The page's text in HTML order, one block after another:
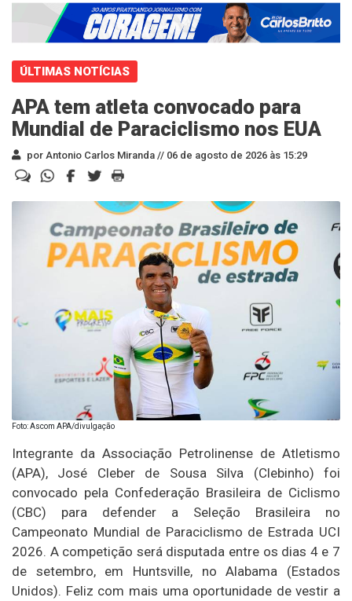
ÚLTIMAS NOTÍCIAS
APA tem atleta convocado para
Mundial de Paraciclismo nos EUA
por Antonio Carlos Miranda // 06 de agosto de 2026 às 15:29
Foto: Ascom APA/divulgação
Integrante da Associação Petrolinense de Atletismo
(APA), José Cleber de Sousa Silva (Clebinho) foi
convocado pela Confederação Brasileira de Ciclismo
(CBC) para defender a Seleção Brasileira no
Campeonato Mundial de Paraciclismo de Estrada UCI
2026. A competição será disputada entre os dias 4 e 7
de setembro, em Huntsville, no Alabama (Estados
Unidos). Feliz com mais uma oportunidade de vestir a